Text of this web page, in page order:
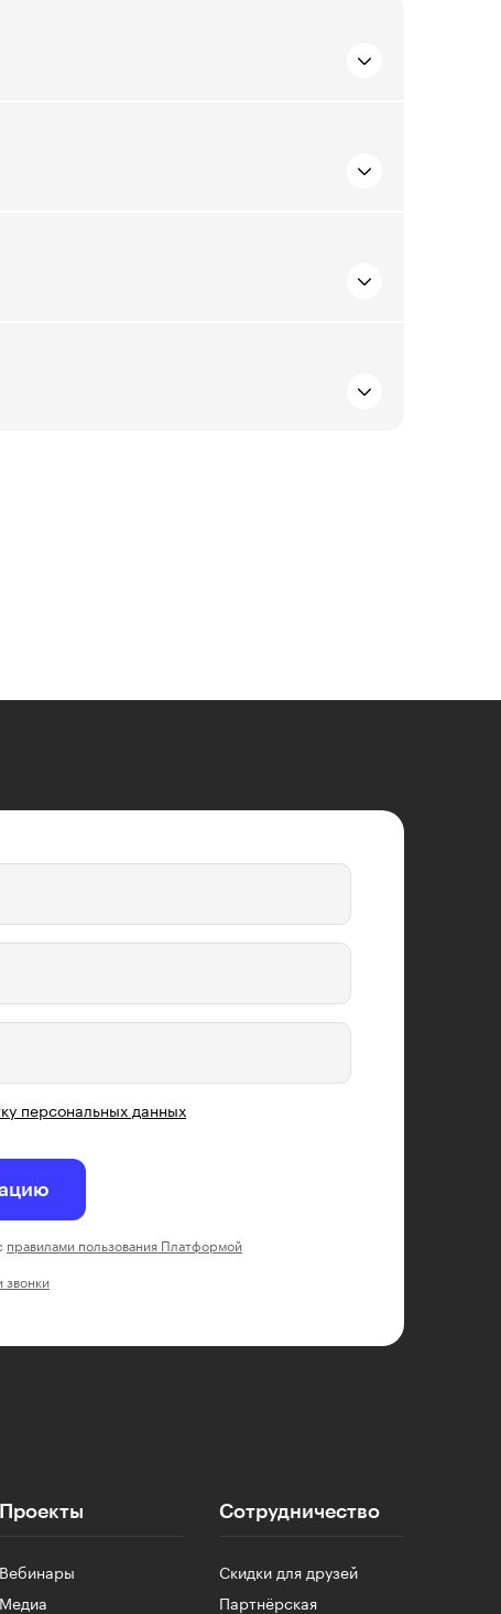
персональных данных
правилами пользования Платформой
звонки
Проекты
Вебинары
Медиа
Сотрудничество
Скидки для друзей
Партнёрская